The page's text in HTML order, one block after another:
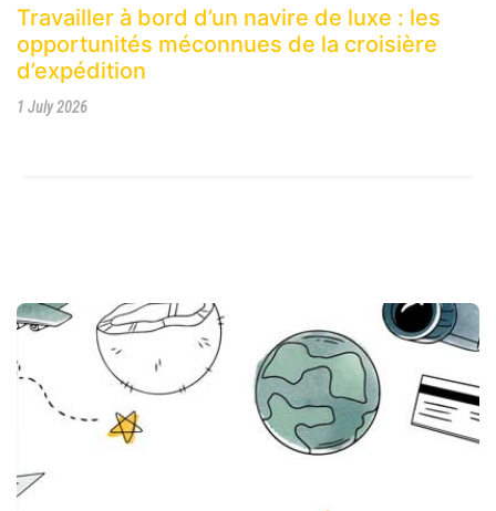
Travailler à bord d’un navire de luxe : les
opportunités méconnues de la croisière
d’expédition
1 July 2026